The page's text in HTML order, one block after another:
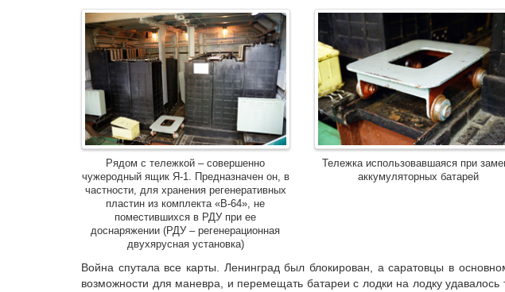
Рядом с тележкой – совершенно
чужеродный ящик Я-1. Предназначен он, в
частности, для хранения регенеративных
пластин из комплекта «В-64», не
поместившихся в РДУ при ее
доснаряжении (РДУ – регенерационная
двухярусная установка)
Тележка использовавшаяся при
аккумуляторных батарей
Война спутала все карты. Ленинград был блокирован, а саратовцы в
возможности для маневра, и перемещать батареи с лодки на лодку